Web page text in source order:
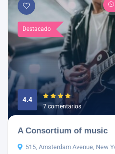
Destacado
4.4
7 comentarios
A Consortium of music
515, Amsterdam Avenue, New